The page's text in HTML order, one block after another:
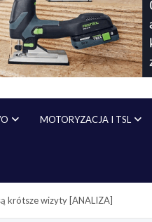
MOTORYZACJA I TSL
krótsze wizyty [ANALIZA]